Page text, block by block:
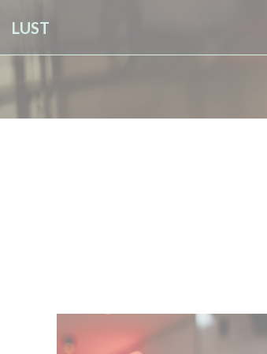
LUST